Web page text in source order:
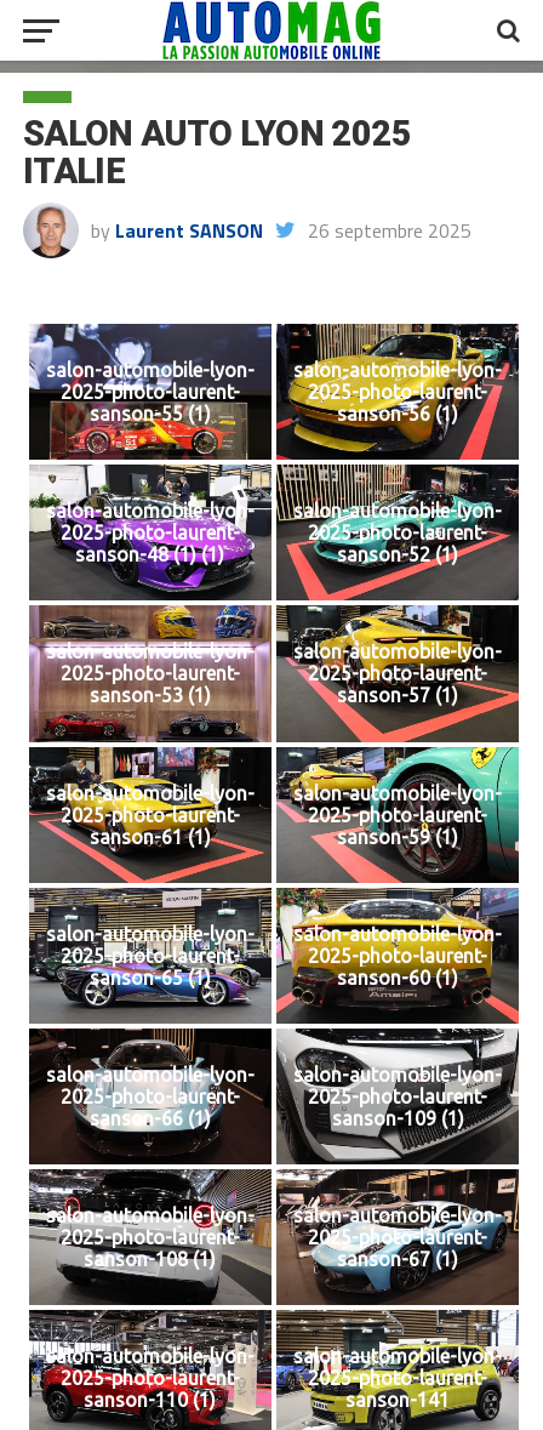
SALON AUTO LYON 2025
ITALIE
by Laurent SANSON 26 septembre 2025
salon-automobile-lyon-
2025-photo-laurent-
sanson-55 (1)
salon-automobile-lyon-
2025-photo-laurent-
sanson-56 (1)
salon-automobile-lyon-
2025-photo-laurent-
sanson-48 (1) (1)
salon-automobile-lyon-
2025-photo-laurent-
sanson-52 (1)
salon-automobile-lyon-
2025-photo-laurent-
sanson-53 (1)
salon-automobile-lyon-
2025-photo-laurent-
sanson-57 (1)
salon-automobile-lyon-
2025-photo-laurent-
sanson-61 (1)
salon-automobile-lyon-
2025-photo-laurent-
sanson-59 (1)
salon-automobile-lyon-
2025-photo-laurent-
sanson-65 (1)
salon-automobile-lyon-
2025-photo-laurent-
sanson-60 (1)
salon-automobile-lyon-
2025-photo-laurent-
sanson-66 (1)
salon-automobile-lyon-
2025-photo-laurent-
sanson-109 (1)
salon-automobile-lyon-
2025-photo-laurent-
sanson-108 (1)
salon-automobile-lyon-
2025-photo-laurent-
sanson-67 (1)
salon-automobile-lyon-
2025-photo-laurent-
sanson-110 (1)
salon-automobile-lyon-
2025-photo-laurent-
sanson-141